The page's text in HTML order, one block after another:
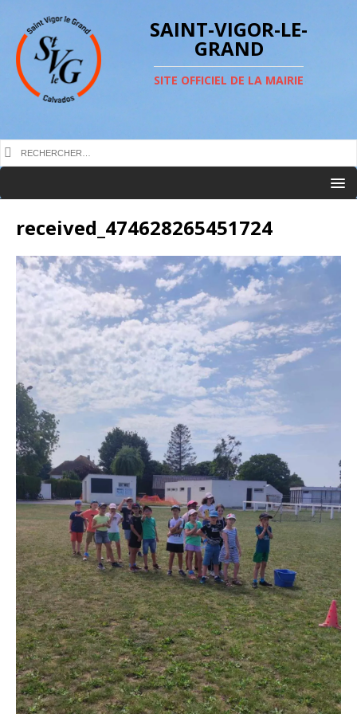
SAINT-VIGOR-LE-
GRAND
SITE OFFICIEL DE LA MAIRIE
received_474628265451724